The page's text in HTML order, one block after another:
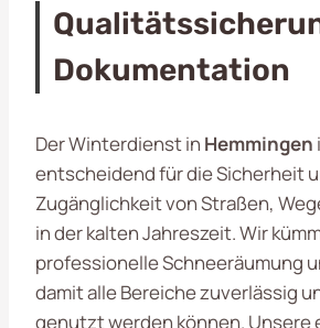
Dokumentation
Der Winterdienst in Hemmingen
entscheidend für die Sicherheit
Zugänglichkeit von Straßen,
in der kalten Jahreszeit. Wir
professionelle Schneeräumung
damit alle Bereiche zuverlässig
genutzt werden können. Unsere